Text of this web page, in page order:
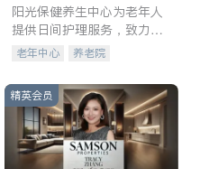
阳光保健养生中心为老年人
提供日间护理服务，致力于
通过持续的护理创新来有效
老年中心 养老院
精英会员